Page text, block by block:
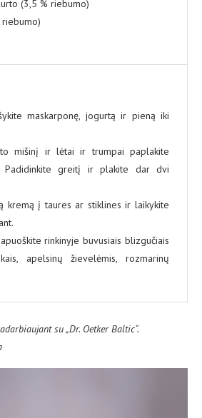
(3,5 % riebumo)
maskarponę, jogurtą ir pieną iki
mišinį ir lėtai ir trumpai paplakite
Padidinkite greitį ir plakite dar dvi
kremą į taures ar stiklines ir laikykite
rinkinyje buvusiais blizgučiais
apelsinų žievelėmis, rozmarinų
su „Dr. Oetker Baltic“.